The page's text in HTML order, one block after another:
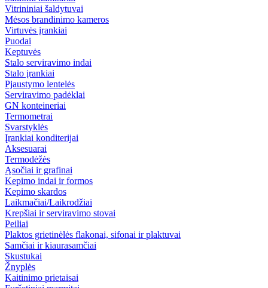
Vitrininiai šaldytuvai
Mėsos brandinimo kameros
Virtuvės įrankiai
Puodai
Keptuvės
Stalo serviravimo indai
Stalo įrankiai
Pjaustymo lentelės
Serviravimo padėklai
GN konteineriai
Termometrai
Svarstyklės
Įrankiai konditerijai
Aksesuarai
Termodėžės
Ąsočiai ir grafinai
Kepimo indai ir formos
Kepimo skardos
Laikmačiai/Laikrodžiai
Krepšiai ir serviravimo stovai
Peiliai
Plaktos grietinėlės flakonai, sifonai ir plaktuvai
Samčiai ir kiaurasamčiai
Skustukai
Žnyplės
Kaitinimo prietaisai